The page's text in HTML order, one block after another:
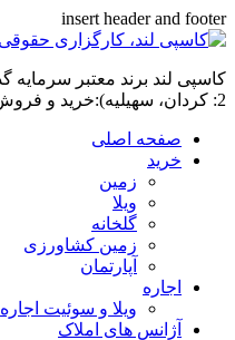
insert header and footer
2: کردان، سهیلیه):خرید و فروش ،رهن و اجاره
صفحه اصلی
خرید
زمین
ویلا
گلخانه
زمین کشاورزی
آپارتمان
اجاره
ویلا و سوئیت اجاره
آژانس های املاک